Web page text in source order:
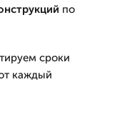
по
сроки
каждый